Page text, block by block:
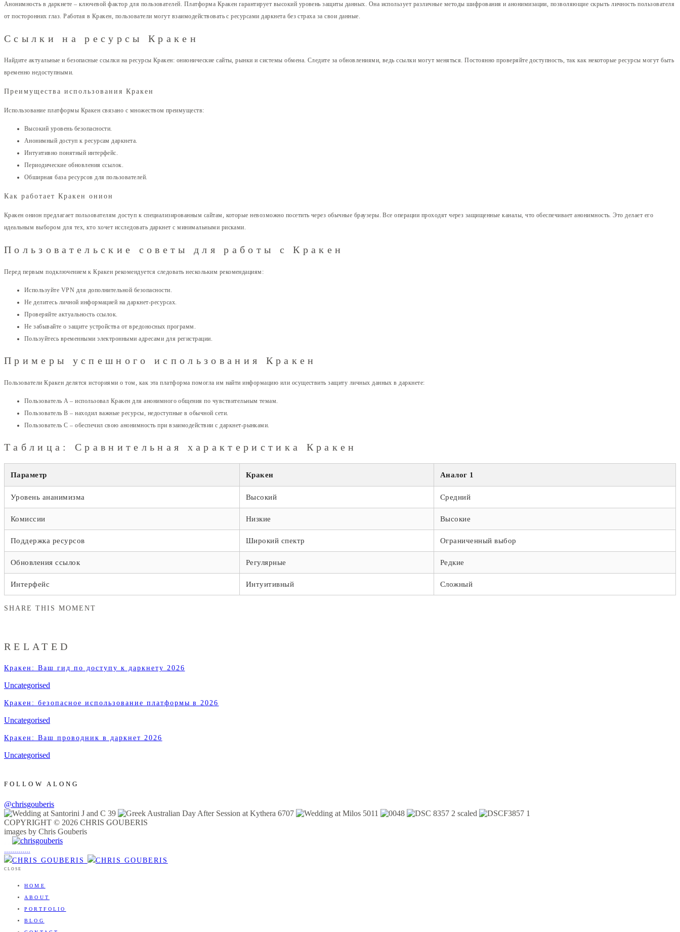
Анонимность в даркнете – ключевой фактор для пользователей. Платформа Кракен гарантирует высокий уровень защиты данных. Она использует различные методы шифрования и анонимизации, позволяющие скрыть личность пользователя
от посторонних глаз. Работая в Кракен, пользователи могут взаимодействовать с ресурсами даркнета без страха за свои данные.
Ссылки на ресурсы Кракен
Найдите актуальные и безопасные ссылки на ресурсы Кракен: онионические сайты, рынки и системы обмена. Следите за обновлениями, ведь ссылки могут меняться. Постоянно проверяйте доступность, так как некоторые ресурсы могут быть
временно недоступными.
Преимущества использования Кракен
Использование платформы Кракен связано с множеством преимуществ:
Высокий уровень безопасности.
Анонимный доступ к ресурсам даркнета.
Интуитивно понятный интерфейс.
Периодические обновления ссылок.
Обширная база ресурсов для пользователей.
Как работает Кракен онион
Кракен онион предлагает пользователям доступ к специализированным сайтам, которые невозможно посетить через обычные браузеры. Все операции проходят через защищенные каналы, что обеспечивает анонимность. Это делает его
идеальным выбором для тех, кто хочет исследовать даркнет с минимальными рисками.
Пользовательские советы для работы с Кракен
Перед первым подключением к Кракен рекомендуется следовать нескольким рекомендациям:
Используйте VPN для дополнительной безопасности.
Не делитесь личной информацией на даркнет-ресурсах.
Проверяйте актуальность ссылок.
Не забывайте о защите устройства от вредоносных программ.
Пользуйтесь временными электронными адресами для регистрации.
Примеры успешного использования Кракен
Пользователи Кракен делятся историями о том, как эта платформа помогла им найти информацию или осуществить защиту личных данных в даркнете:
Пользователь A – использовал Кракен для анонимного общения по чувствительным темам.
Пользователь B – находил важные ресурсы, недоступные в обычной сети.
Пользователь C – обеспечил свою анонимность при взаимодействии с даркнет-рынками.
Таблица: Сравнительная характеристика Кракен
Параметр Кракен Аналог 1
Уровень ананимизма Высокий Средний
Комиссии Низкие Высокие
Поддержка ресурсов Широкий спектр Ограниченный выбор
Обновления ссылок Регулярные Редкие
Интерфейс Интуитивный Сложный
SHARE THIS MOMENT
RELATED
Кракен: Ваш гид по доступу к даркнету 2026
Uncategorised
Кракен: безопасное использование платформы в 2026
Uncategorised
Кракен: Ваш проводник в даркнет 2026
Uncategorised
FOLLOW ALONG
@chrisgouberis
COPYRIGHT © 2026 CHRIS GOUBERIS
images by Chris Gouberis
.............
CLOSE
HOME
ABOUT
PORTFOLIO
BLOG